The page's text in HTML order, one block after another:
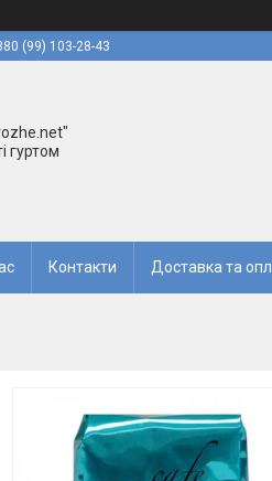
(99) 103-28-43
гуртом
Контакти Доставка та